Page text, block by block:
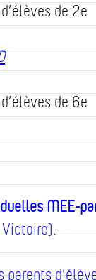
de 2e
de 6e
MEE-